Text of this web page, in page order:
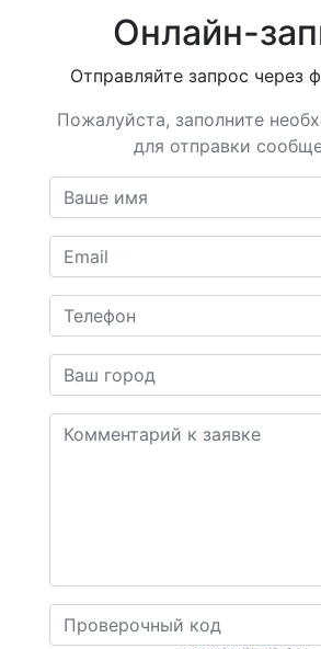
Онлайн-
Отправляйте запрос через
Пожалуйста, заполните
для отправки